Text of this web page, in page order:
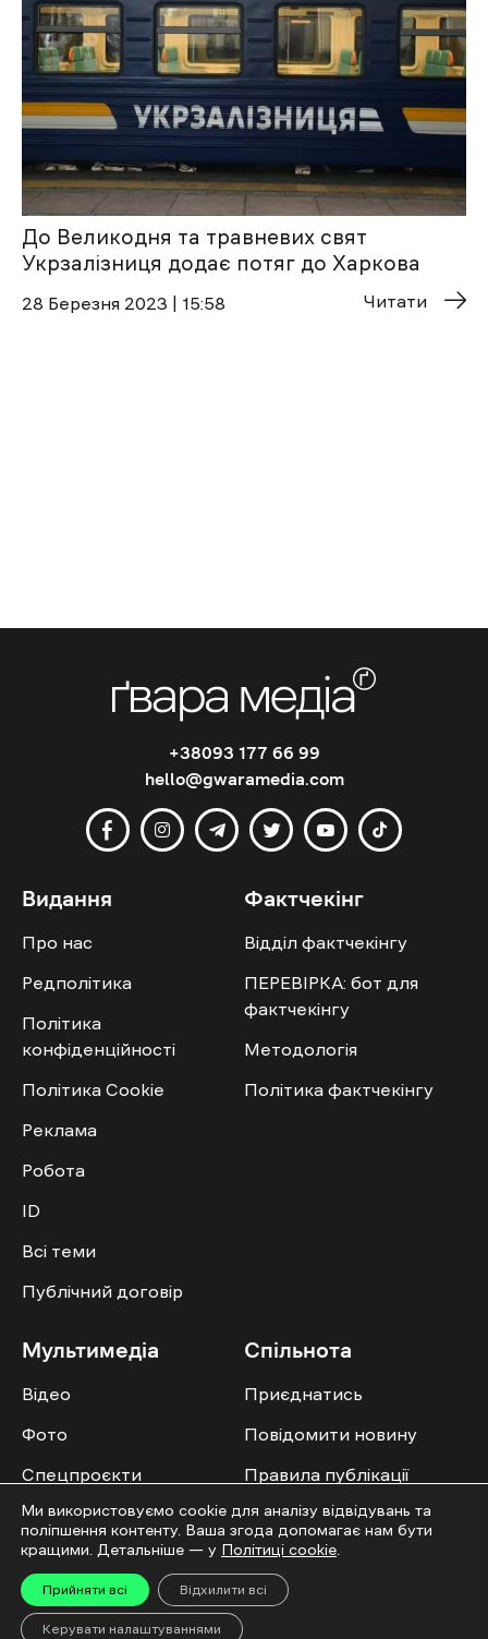
До Великодня та травневих свят
Укрзалізниця додає потяг до Харкова
28 Березня 2023 | 15:58 Читати
+38093 177 66 99
hello@gwaramedia.com
Видання
Про нас
Редполітика
Політика
конфіденційності
Політика Cookie
Реклама
Робота
ID
Всі теми
Публічний договір
Фактчекінг
Відділ фактчекінгу
ПЕРЕВІРКА: бот для
фактчекінгу
Методологія
Політика фактчекінгу
Мультимедіа
Відео
Фото
Спецпроєкти
Спільнота
Приєднатись
Повідомити новину
Правила публікації
Колонок
Усі права захищені. ©2016-2026. Ґвара Медіа. Використання матеріалів сайту
дозволяється лише за наявності активного посилання на “Ґвара Медіа” не
Ми використовуємо cookie для аналізу відвідувань та
поліпшення контенту. Ваша згода допомагає нам бути
кращими. Детальніше — у Політиці cookie
Прийняти всі Відхилити всі
Керувати налаштуваннями